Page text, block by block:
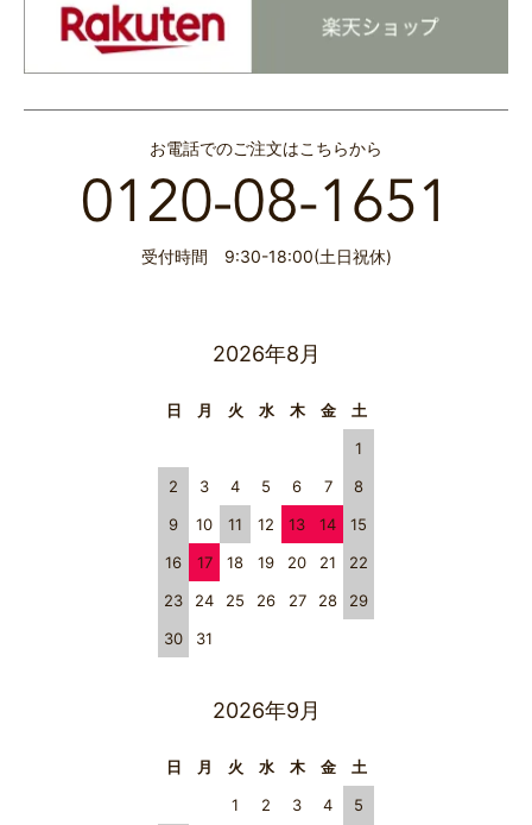
お電話でのご注文はこちらから
受付時間 9:30-18:00(土日祝休)
2026年8月
日 月 火 水 木 金
土
1
2
3 4 5 6 7
8
9
10 11 12 13 14
15
16
17 18 19 20 21
22
23
24 25 26 27 28
29
30
31
2026年9月
日 月 火 水 木 金
土
1
2 3 4
5